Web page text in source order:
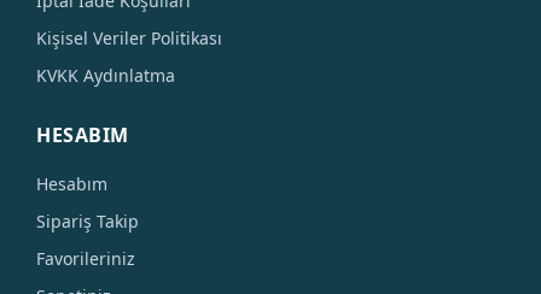
Kişisel Veriler Politikası
KVKK Aydınlatma
HESABIM
Hesabım
Sipariş Takip
Favorileriniz